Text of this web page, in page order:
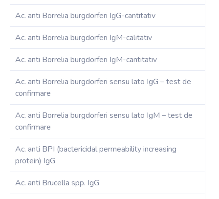
Ac. anti Borrelia burgdorferi IgG-cantitativ
Ac. anti Borrelia burgdorferi IgM-calitativ
Ac. anti Borrelia burgdorferi IgM-cantitativ
Ac. anti Borrelia burgdorferi sensu lato IgG – test de
confirmare
Ac. anti Borrelia burgdorferi sensu lato IgM – test de
confirmare
Ac. anti BPI (bactericidal permeability increasing
protein) IgG
Ac. anti Brucella spp. IgG